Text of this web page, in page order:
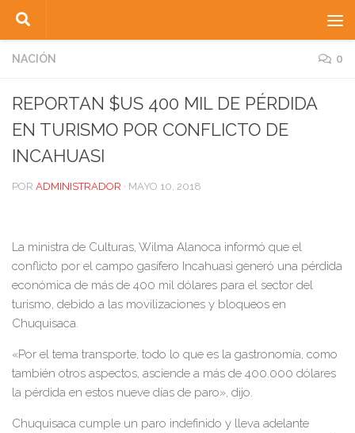
Saltar al contenido
NACIÓN 0
REPORTAN $US 400 MIL DE PÉRDIDA
EN TURISMO POR CONFLICTO DE
INCAHUASI
POR ADMINISTRADOR · MAYO 10, 2018
La ministra de Culturas, Wilma Alanoca informó que el
conflicto por el campo gasífero Incahuasi generó una pérdida
económica de más de 400 mil dólares para el sector del
turismo, debido a las movilizaciones y bloqueos en
Chuquisaca.
«Por el tema transporte, todo lo que es la gastronomía, como
también otros aspectos, asciende a más de 400.000 dólares
la pérdida en estos nueve días de paro», dijo.
Chuquisaca cumple un paro indefinido y lleva adelante